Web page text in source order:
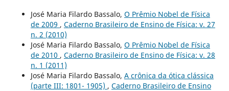
José Maria Filardo Bassalo, O Prêmio Nobel de Física
de 2009 , Caderno Brasileiro de Ensino de Física: v. 27
n. 2 (2010)
José Maria Filardo Bassalo, O Prêmio Nobel de Física
de 2010 , Caderno Brasileiro de Ensino de Física: v. 28
n. 1 (2011)
José Maria Filardo Bassalo, A crônica da ótica clássica
(parte III: 1801- 1905) , Caderno Brasileiro de Ensino